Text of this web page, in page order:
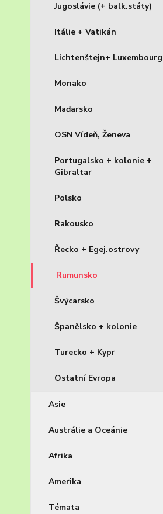
Jugoslávie (+ balk.státy)
Itálie + Vatikán
Lichtenštejn+ Luxembourg
Monako
Maďarsko
OSN Vídeň, Ženeva
Portugalsko + kolonie +
Gibraltar
Polsko
Rakousko
Řecko + Egej.ostrovy
Rumunsko
Švýcarsko
Španělsko + kolonie
Turecko + Kypr
Ostatní Evropa
Asie
Austrálie a Oceánie
Afrika
Amerika
Témata